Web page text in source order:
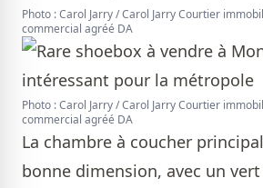
Photo : Carol Jarry / Carol Jarry Courtier
commercial agréé DA
Photo : Carol Jarry / Carol Jarry Courtier
commercial agréé DA
La chambre à coucher
bonne dimension, avec un